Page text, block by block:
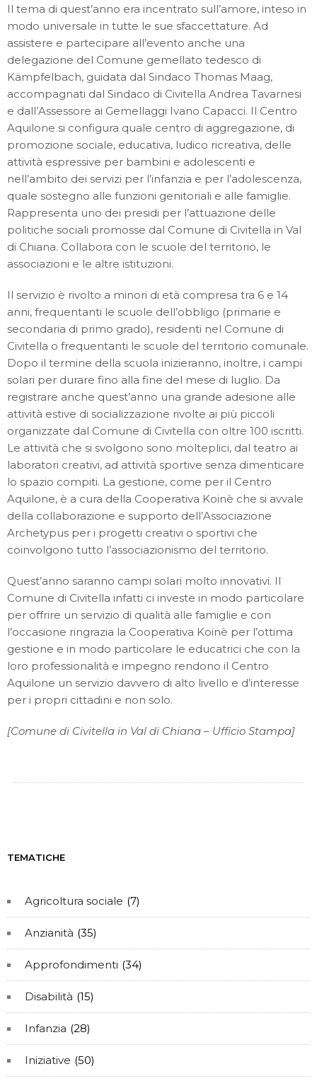
Il tema di quest’anno era incentrato sull’amore, inteso in
modo universale in tutte le sue sfaccettature. Ad
assistere e partecipare all’evento anche una
delegazione del Comune gemellato tedesco di
Kämpfelbach, guidata dal Sindaco Thomas Maag,
accompagnati dal Sindaco di Civitella Andrea Tavarnesi
e dall’Assessore ai Gemellaggi Ivano Capacci. Il Centro
Aquilone si configura quale centro di aggregazione, di
promozione sociale, educativa, ludico ricreativa, delle
attività espressive per bambini e adolescenti e
nell’ambito dei servizi per l’infanzia e per l’adolescenza,
quale sostegno alle funzioni genitoriali e alle famiglie.
Rappresenta uno dei presidi per l’attuazione delle
politiche sociali promosse dal Comune di Civitella in Val
di Chiana. Collabora con le scuole del territorio, le
associazioni e le altre istituzioni.
Il servizio è rivolto a minori di età compresa tra 6 e 14
anni, frequentanti le scuole dell’obbligo (primarie e
secondaria di primo grado), residenti nel Comune di
Civitella o frequentanti le scuole del territorio comunale.
Dopo il termine della scuola inizieranno, inoltre, i campi
solari per durare fino alla fine del mese di luglio. Da
registrare anche quest’anno una grande adesione alle
attività estive di socializzazione rivolte ai più piccoli
organizzate dal Comune di Civitella con oltre 100 iscritti.
Le attività che si svolgono sono molteplici, dal teatro ai
laboratori creativi, ad attività sportive senza dimenticare
lo spazio compiti. La gestione, come per il Centro
Aquilone, è a cura della Cooperativa Koinè che si avvale
della collaborazione e supporto dell’Associazione
Archetypus per i progetti creativi o sportivi che
coinvolgono tutto l’associazionismo del territorio.
Quest’anno saranno campi solari molto innovativi. Il
Comune di Civitella infatti ci investe in modo particolare
per offrire un servizio di qualità alle famiglie e con
l’occasione ringrazia la Cooperativa Koinè per l’ottima
gestione e in modo particolare le educatrici che con la
loro professionalità e impegno rendono il Centro
Aquilone un servizio davvero di alto livello e d’interesse
per i propri cittadini e non solo.
[Comune di Civitella in Val di Chiana – Ufficio Stampa]
TEMATICHE
Agricoltura sociale (7)
Anzianità (35)
Approfondimenti (34)
Disabilità (15)
Infanzia (28)
Iniziative (50)